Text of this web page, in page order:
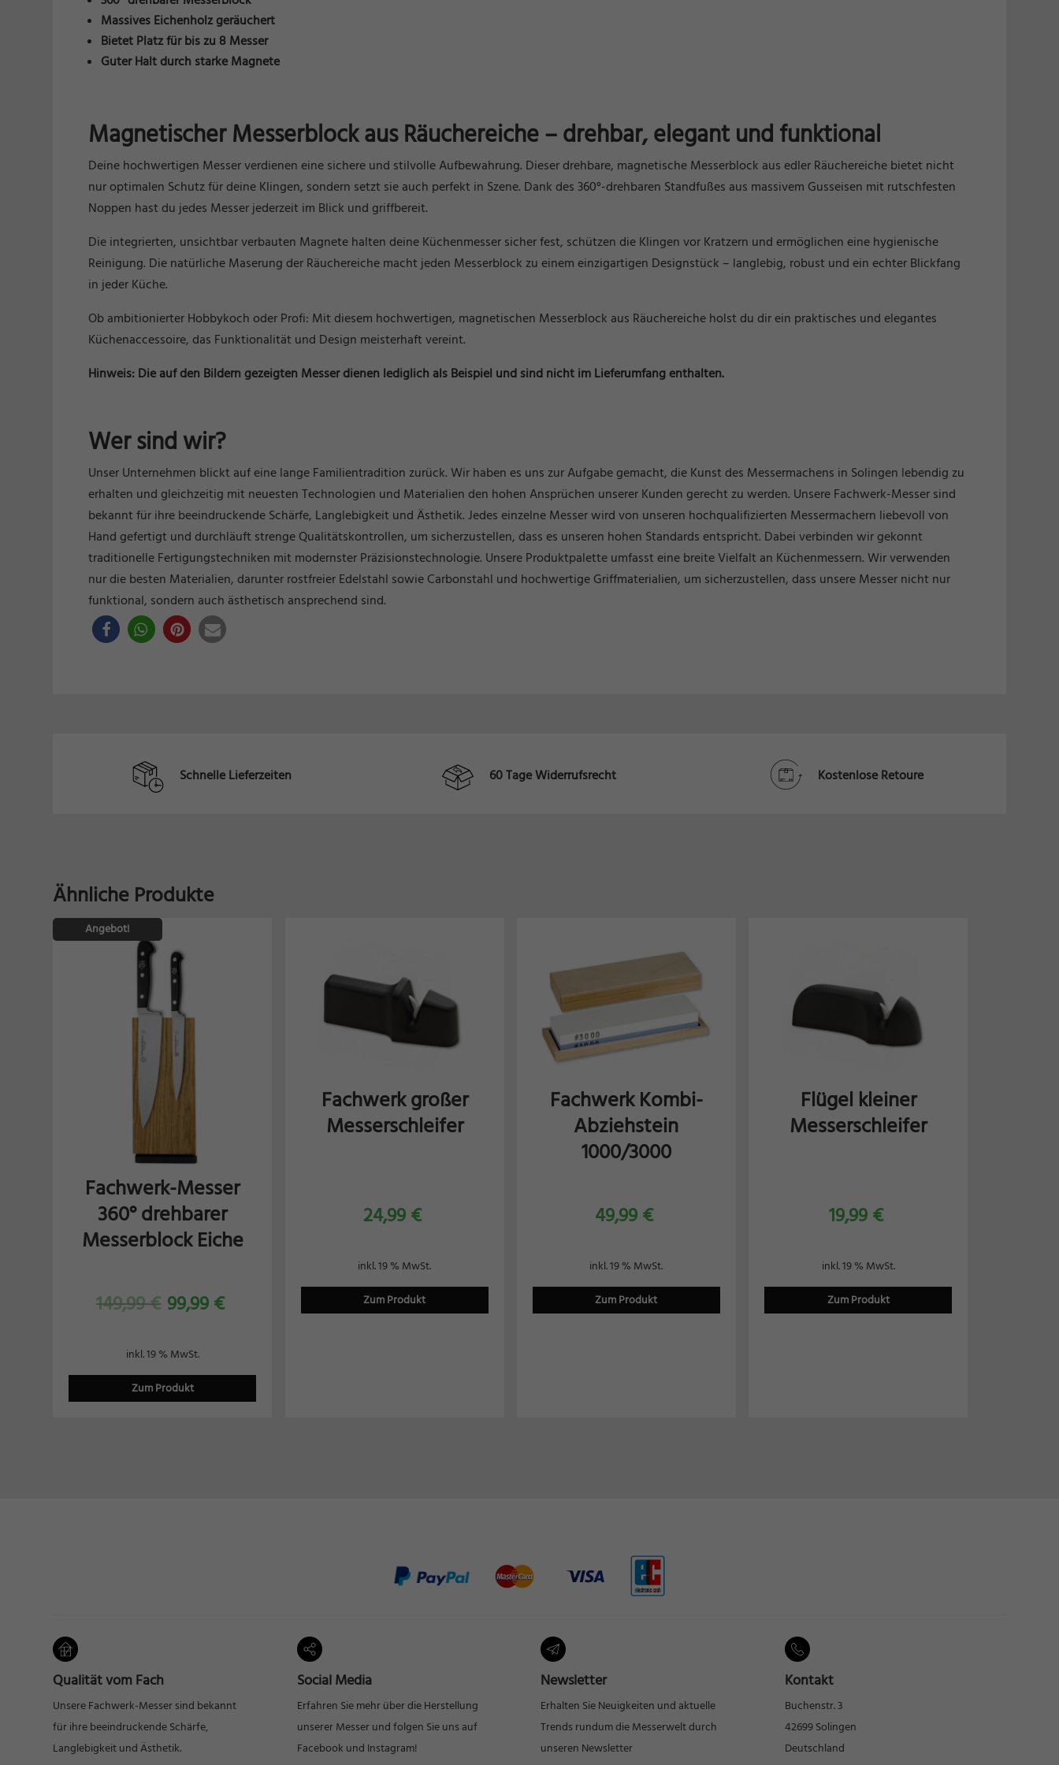
Massives Eichenholz geräuchert
Bietet Platz für bis zu 8 Messer
Guter Halt durch starke Magnete
Magnetischer Messerblock aus Räuchereiche – drehbar, elegant und funktional
Deine hochwertigen Messer verdienen eine sichere und stilvolle Aufbewahrung. Dieser drehbare, magnetische Messerblock aus edler Räuchereiche bietet nicht
nur optimalen Schutz für deine Klingen, sondern setzt sie auch perfekt in Szene. Dank des 360°-drehbaren Standfußes aus massivem Gusseisen mit rutschfesten
Noppen hast du jedes Messer jederzeit im Blick und griffbereit.
Die integrierten, unsichtbar verbauten Magnete halten deine Küchenmesser sicher fest, schützen die Klingen vor Kratzern und ermöglichen eine hygienische
Reinigung. Die natürliche Maserung der Räuchereiche macht jeden Messerblock zu einem einzigartigen Designstück – langlebig, robust und ein echter Blickfang
in jeder Küche.
Ob ambitionierter Hobbykoch oder Profi: Mit diesem hochwertigen, magnetischen Messerblock aus Räuchereiche holst du dir ein praktisches und elegantes
Küchenaccessoire, das Funktionalität und Design meisterhaft vereint.
Hinweis: Die auf den Bildern gezeigten Messer dienen lediglich als Beispiel und sind nicht im Lieferumfang enthalten.
Wer sind wir?
Unser Unternehmen blickt auf eine lange Familientradition zurück. Wir haben es uns zur Aufgabe gemacht, die Kunst des Messermachens in Solingen lebendig zu
erhalten und gleichzeitig mit neuesten Technologien und Materialien den hohen Ansprüchen unserer Kunden gerecht zu werden. Unsere Fachwerk-Messer sind
bekannt für ihre beeindruckende Schärfe, Langlebigkeit und Ästhetik. Jedes einzelne Messer wird von unseren hochqualifizierten Messermachern liebevoll von
Hand gefertigt und durchläuft strenge Qualitätskontrollen, um sicherzustellen, dass es unseren hohen Standards entspricht. Dabei verbinden wir gekonnt
traditionelle Fertigungstechniken mit modernster Präzisionstechnologie. Unsere Produktpalette umfasst eine breite Vielfalt an Küchenmessern. Wir verwenden
nur die besten Materialien, darunter rostfreier Edelstahl sowie Carbonstahl und hochwertige Griffmaterialien, um sicherzustellen, dass unsere Messer nicht nur
funktional, sondern auch ästhetisch ansprechend sind.
Schnelle Lieferzeiten 60 Tage Widerrufsrecht Kostenlose Retoure
Ähnliche Produkte
Angebot!
Fachwerk-Messer
360° drehbarer
Messerblock Eiche
149,99€ 99,99 €
Zum Produkt
inkl. 19 % MwSt.
Fachwerk großer
Messerschleifer
24,99 €
Zum Produkt
inkl. 19 % MwSt.
Fachwerk Kombi-
Abziehstein
1000/3000
49,99 €
Zum Produkt
inkl. 19 % MwSt.
Flügel kleiner
Messerschleifer
19,99 €
Zum Produkt
inkl. 19 % MwSt.
Qualität vom Fach
Unsere Fachwerk-Messer sind bekannt
für ihre beeindruckende Schärfe,
Langlebigkeit und Ästhetik.
Social Media
Erfahren Sie mehr über die Herstellung
unserer Messer und folgen Sie uns auf
Facebook und Instagram!
Newsletter
Erhalten Sie Neuigkeiten und aktuelle
Trends rundum die Messerwelt durch
unseren Newsletter
Kontakt
Buchenstr. 3
42699 Solingen
Deutschland